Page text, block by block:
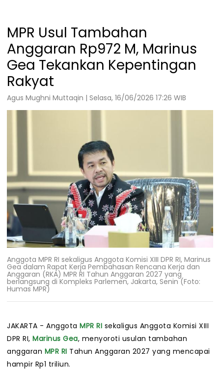
MPR Usul Tambahan
Anggaran Rp972 M, Marinus
Gea Tekankan Kepentingan
Rakyat
Agus Mughni Muttaqin | Selasa, 16/06/2026 17:26 WIB
Anggota MPR RI sekaligus Anggota Komisi XIII DPR RI, Marinus
Gea dalam Rapat Kerja Pembahasan Rencana Kerja dan
Anggaran (RKA) MPR RI Tahun Anggaran 2027 yang
berlangsung di Kompleks Parlemen, Jakarta, Senin (Foto:
Humas MPR)
JAKARTA - Anggota MPR RI sekaligus Anggota Komisi XIII
DPR RI, Marinus Gea, menyoroti usulan tambahan
anggaran MPR RI Tahun Anggaran 2027 yang mencapai
hampir Rp1 triliun.